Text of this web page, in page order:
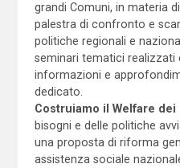
grandi Comuni, in materia
palestra di confronto e
politiche regionali e
seminari tematici realizzati
informazioni e
dedicato.
Costruiamo il Welfare dei
bisogni e delle politiche
una proposta di riforma
assistenza sociale